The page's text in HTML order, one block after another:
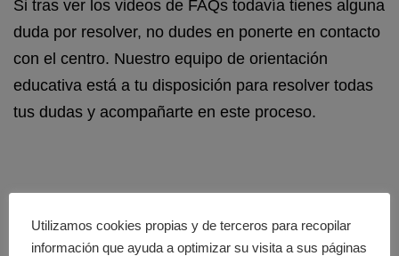
Si tras ver los videos de FAQs todavía tienes alguna
duda por resolver, no dudes en ponerte en contacto
con el centro. Nuestro equipo de orientación
educativa está a tu disposición para resolver todas
tus dudas y acompañarte en este proceso.
Utilizamos cookies propias y de terceros para recopilar
información que ayuda a optimizar su visita a sus páginas